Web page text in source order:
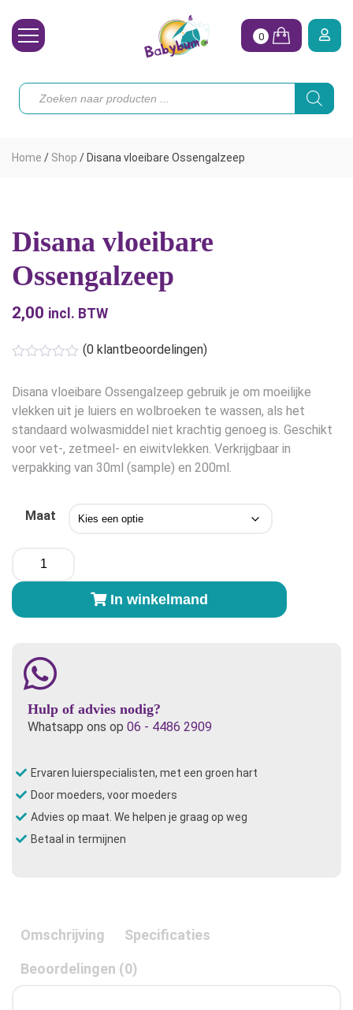
Toebehoren
Onze merken
Hoe begin ik?
0
Producten
zoeken
Home / Shop / Disana vloeibare Ossengalzeep
Disana vloeibare
Ossengalzeep
2,00 incl. BTW
(0 klantbeoordelingen)
Disana vloeibare Ossengalzeep gebruik je om moeilijke
vlekken uit je luiers en wolbroeken te wassen, als het
standaard wolwasmiddel niet krachtig genoeg is. Geschikt
voor vet-, zetmeel- en eiwitvlekken. Verkrijgbaar in
verpakking van 30ml (sample) en 200ml.
Maat
Disana
Ossengalzeep
aantal
In winkelmand
Hulp of advies nodig?
Whatsapp ons op 06 - 4486 2909
Ervaren luierspecialisten, met een groen hart
Door moeders, voor moeders
Advies op maat. We helpen je graag op weg
Betaal in termijnen
Omschrijving Specificaties
Beoordelingen (0)